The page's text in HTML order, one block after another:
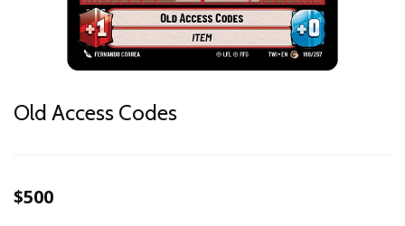
Old Access Codes
$500